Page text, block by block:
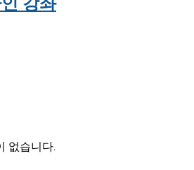
없습니다.